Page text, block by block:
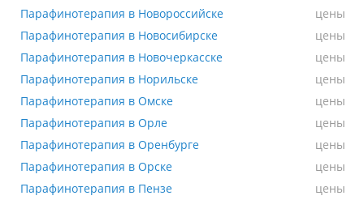
Парафинотерапия в Новороссийске
Парафинотерапия в Новороссийске цены
Парафинотерапия в Новосибирске
Парафинотерапия в Новосибирске цены
Парафинотерапия в Новочеркасске
Парафинотерапия в Новочеркасске цены
Парафинотерапия в Норильске
Парафинотерапия в Норильске цены
Парафинотерапия в Омске
Парафинотерапия в Омске цены
Парафинотерапия в Орле
Парафинотерапия в Орле цены
Парафинотерапия в Оренбурге
Парафинотерапия в Оренбурге цены
Парафинотерапия в Орске
Парафинотерапия в Орске цены
Парафинотерапия в Пензе
Парафинотерапия в Пензе цены